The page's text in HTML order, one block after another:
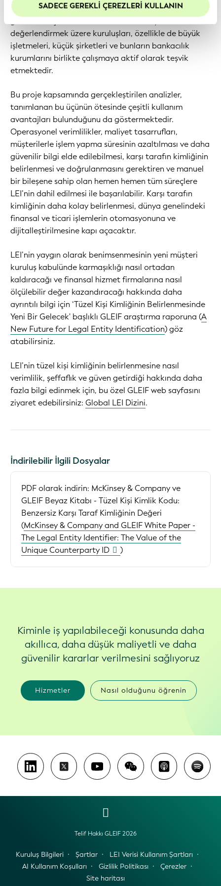
SADECE GEREKLI ÇEREZLERI KULLANIN
oluşturulmasına bağlıdır. Bu nedenle GLEIF, LEI’nin
değerlendirmek üzere kuruluşları, özellikle de büyük
işletmeleri, küçük şirketleri ve bunların bankacılık
kurumlarını birlikte çalışmaya aktif olarak teşvik
etmektedir.
Bu proje kapsamında gerçekleştirilen analizler,
tanımlanan bu üçünün ötesinde çeşitli kullanım
avantajları bulunduğunu da göstermektedir.
Operasyonel verimlilikler, maliyet tasarrufları,
müşterilerle işlem yapma süresinin azaltılması ve daha
güvenilir bilgi elde edilebilmesi, karşı tarafın kimliğinin
belirlenmesi ve doğrulanmasını gerektiren ve manuel
bir bileşene sahip olan hemen hemen tüm süreçlere
LEI’nin dahil edilmesi ile başarılabilir. Karşı tarafın
kimliğinin daha kolay belirlenmesi, dünya genelindeki
finansal ve ticari işlemlerin otomasyonuna ve
dijitalleştirilmesine kapı açacaktır.
LEI’nin yaygın olarak benimsenmesinin yeni müşteri
kuruluş kabulünde karmaşıklığı nasıl ortadan
kaldıracağı ve finansal hizmet firmalarına nasıl
ölçülebilir değer kazandıracağı hakkında daha
ayrıntılı bilgi için ‘Tüzel Kişi Kimliğinin Belirlenmesinde
Yeni Bir Gelecek' başlıklı GLEIF araştırma raporuna (A
New Future for Legal Entity Identification)göz
atabilirsiniz.
LEI’nin tüzel kişi kimliğinin belirlenmesine nasıl
verimlilik, şeffaflık ve güven getirdiği hakkında daha
fazla bilgi edinmek için, bu özel GLEIF web sayfasını
ziyaret edebilirsiniz: Global LEI Dizini.
İndirilebilir İlgili Dosyalar
PDF olarak indirin: McKinsey & Company ve
GLEIF Beyaz Kitabı - Tüzel Kişi Kimlik Kodu:
Benzersiz Karşı Taraf Kimliğinin Değeri
(McKinsey & Company and GLEIF White Paper -
The Legal Entity Identifier: The Value of the
Unique Counterparty ID
)
Kiminle iş yapılabileceği konusunda daha
akıllıca, daha düşük maliyetli ve daha
güvenilir kararlar verilmesini sağlıyoruz
Hizmetler Nasıl olduğunu öğrenin
Telif Hakkı GLEIF 2026
Kuruluş Bilgileri Şartlar
LEI Verisi Kullanım Şartları
AI Kullanım Koşulları
Gizlilik Politikası
Çerezler
Site haritası